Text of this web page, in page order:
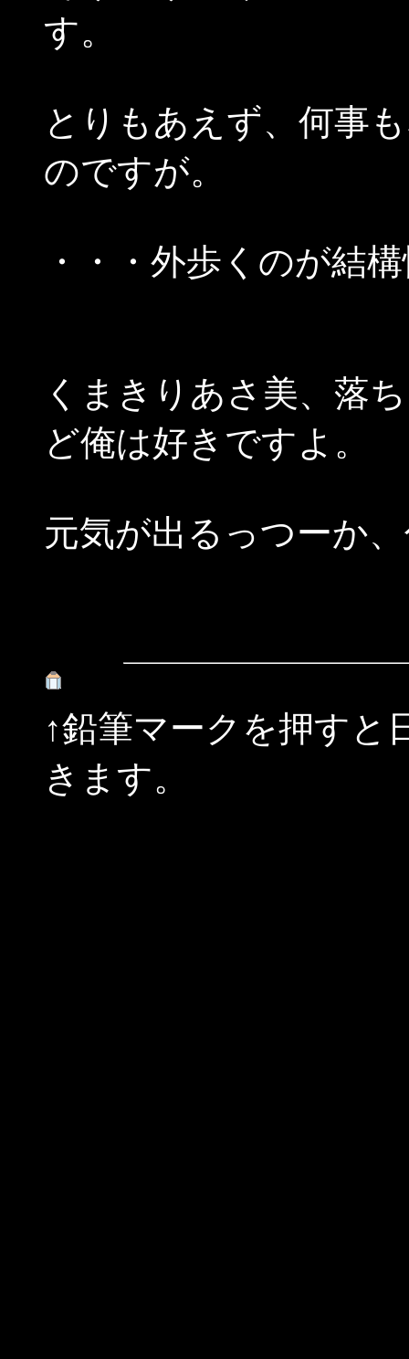
す。
とりもあえず、何事
のですが。
・・・外歩くのが結
くまきりあさ美、落
ど俺は好きですよ。
元気が出るっつーか
↑鉛筆マークを押すと
きます。